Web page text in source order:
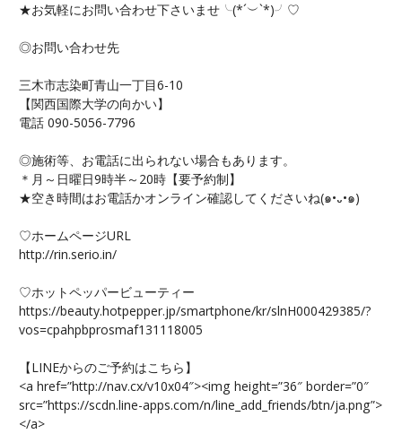
★お気軽にお問い合わせ下さいませ╰(*´︶`*)╯♡
◎お問い合わせ先
三木市志染町青山一丁目6-10
【関西国際大学の向かい】
電話 090-5056-7796
◎施術等、お電話に出られない場合もあります。
＊月～日曜日9時半～20時【要予約制】
★空き時間はお電話かオンライン確認してくださいね(๑•᎑•๑)
♡ホームページURL
http://rin.serio.in/
♡ホットペッパービューティー
https://beauty.hotpepper.jp/smartphone/kr/slnH000429385/?
vos=cpahpbprosmaf131118005
【LINEからのご予約はこちら】
<a href=”http://nav.cx/v10x04″><img height=”36″ border=”0″
src=”https://scdn.line-apps.com/n/line_add_friends/btn/ja.png”>
</a>